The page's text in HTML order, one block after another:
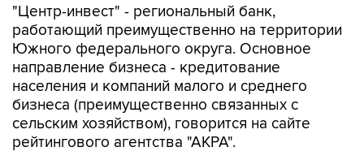
"Центр-инвест" - региональный банк,
работающий преимущественно на территории
Южного федерального округа. Основное
направление бизнеса - кредитование
населения и компаний малого и среднего
бизнеса (преимущественно связанных с
сельским хозяйством), говорится на сайте
рейтингового агентства "АКРА".